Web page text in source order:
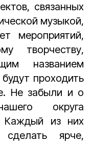
связанных
музыкой,
мероприятий,
творчеству,
названием
проходить
Не забыли и о
округа
Каждый из них
сделать ярче,